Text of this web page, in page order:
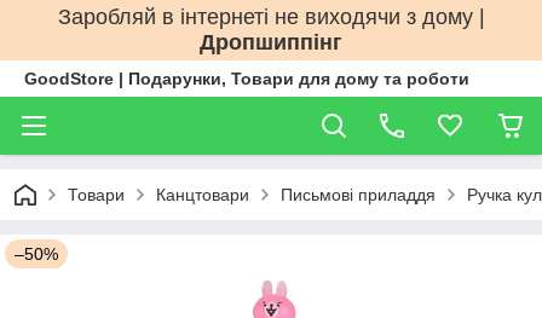
Заробляй в інтернеті не виходячи з дому |
Дропшиппінг
GoodStore | Подарунки, Товари для дому та роботи
Товари Канцтовари Письмові приладдя Ручка
–50%